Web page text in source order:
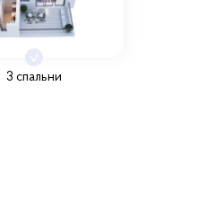
3 спальни